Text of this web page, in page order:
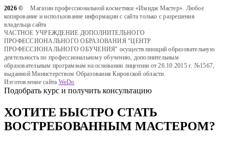
2026 ©
Магазин профессиональной косметики «Имидж Мастер». Любое
копирование и использование информации с сайта только с разрешения
владельца сайта
ЧАСТНОЕ УЧРЕЖДЕНИЕ ДОПОЛНИТЕЛЬНОГО
ПРОФЕССИОНАЛЬНОГО ОБРАЗОВАНИЯ "ЦЕНТР
ПРОФЕССИОНАЛЬНОГО ОБУЧЕНИЯ" осуществляющий образовательную
деятельность по профессиональному обучению, дополнительным
образовательным программам на основании лицензии от 26.10.2015 г. №1567,
выданной Министерством Образования Кировской области.
Изготовление сайта WeDo
Подобрать курс и получить консультацию
ХОТИТЕ БЫСТРО СТАТЬ
ВОСТРЕБОВАННЫМ МАСТЕРОМ?